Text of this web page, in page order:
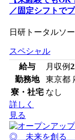
／固定シフトで
日研トータルソ
スペシャル
給与
月収例
勤務地
東京都
寮・社宅 なし
詳しく
見る